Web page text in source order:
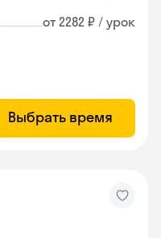
от 2282 ₽ / урок
Выбрать время